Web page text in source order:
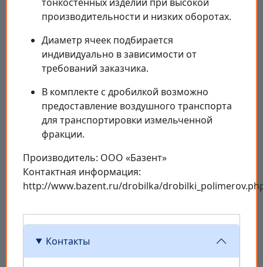
производительности и низких оборотах.
Диаметр ячеек подбирается
индивидуально в зависимости от
требований заказчика.
В комплекте с дробилкой возможно
предоставление воздушного транспорта
для транспортировки измельченной
фракции.
Производитель: ООО «Базент»
Контактная информация:
http://www.bazent.ru/drobilka/
Контакты